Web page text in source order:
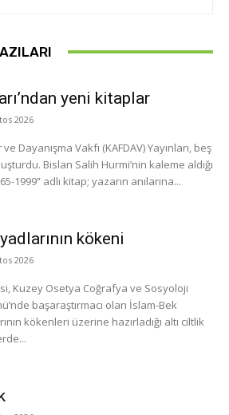
yeni kitaplar
2026
Dayanışma Vakfı (KAFDAV) Yayınları, beş
Bislan Salih Hurmi’nin kaleme aldığı
1999” adlı kitap; yazarın anılarına...
kökeni
2026
Kuzey Osetya Coğrafya ve Sosyoloji
başaraştırmacı olan İslam-Bek
kökenleri üzerine hazırladığı altı ciltlik